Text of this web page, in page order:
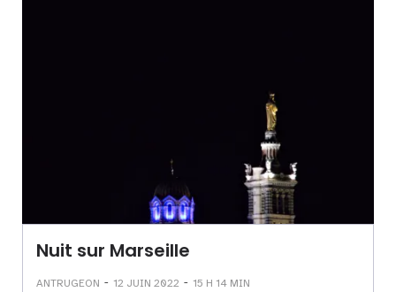
Nuit sur Marseille
ANTRUGEON - 12 JUIN 2022 - 15 H 14 MIN